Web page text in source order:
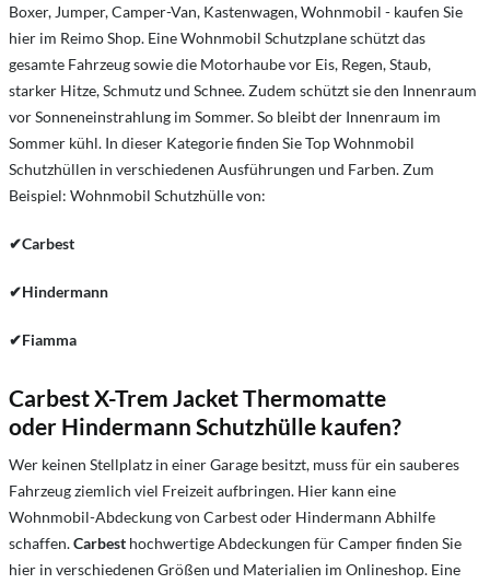
Boxer, Jumper, Camper-Van, Kastenwagen, Wohnmobil - kaufen Sie
hier im Reimo Shop. Eine Wohnmobil Schutzplane schützt das
gesamte Fahrzeug sowie die Motorhaube vor Eis, Regen, Staub,
starker Hitze, Schmutz und Schnee. Zudem schützt sie den Innenraum
vor Sonneneinstrahlung im Sommer. So bleibt der Innenraum im
Sommer kühl. In dieser Kategorie finden Sie Top Wohnmobil
Schutzhüllen in verschiedenen Ausführungen und Farben. Zum
Beispiel: Wohnmobil Schutzhülle von:
✔Carbest
✔Hindermann
✔Fiamma
Carbest X-Trem Jacket Thermomatte
oder Hindermann Schutzhülle kaufen?
Wer keinen Stellplatz in einer Garage besitzt, muss für ein sauberes
Fahrzeug ziemlich viel Freizeit aufbringen. Hier kann eine
Wohnmobil-Abdeckung von Carbest oder Hindermann Abhilfe
schaffen.Carbest hochwertige Abdeckungen für Camper finden Sie
hier in verschiedenen Größen und Materialien im Onlineshop. Eine